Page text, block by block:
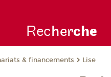
Recherche
& financements Lise